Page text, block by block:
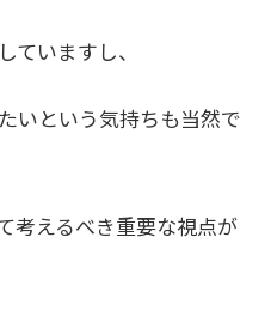
ていますし、
いという気持ちも当然で
考えるべき重要な視点が